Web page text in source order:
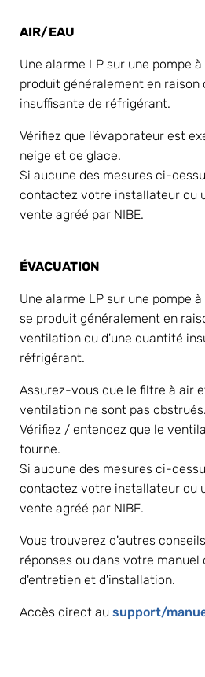
AIR/EAU
Une alarme LP sur une pompe
produit généralement en raison
insuffisante de réfrigérant.
Vérifiez que l'évaporateur est
neige et de glace.
Si aucune des mesures ci-
contactez votre installateur ou
vente agréé par NIBE.
ÉVACUATION
Une alarme LP sur une pompe
se produit généralement en
ventilation ou d'une quantité
réfrigérant.
Assurez-vous que le filtre à air
ventilation ne sont pas obstrués.
Vérifiez / entendez que le
tourne.
Si aucune des mesures ci-
contactez votre installateur ou
vente agréé par NIBE.
Vous trouverez d'autres
réponses ou dans votre
d'entretien et d'installation.
Accès direct au support/